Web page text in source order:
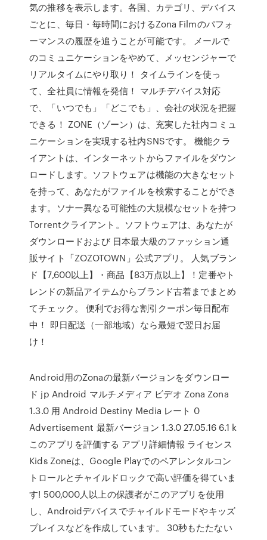
気の推移を表示します。各国、カテゴリ、デバイス
ごとに、毎日・毎時間におけるZona Filmのパフォ
ーマンスの履歴を追うことが可能です。 メールで
のコミュニケーションをやめて、メッセンジャーで
リアルタイムにやり取り！ タイムラインを使っ
て、全社員に情報を発信！ マルチデバイス対応
で、「いつでも」「どこでも」、会社の状況を把握
できる！ ZONE（ゾーン）は、充実した社内コミュ
ニケーションを実現する社内SNSです。 機能クラ
イアントは、インターネットからファイルをダウン
ロードします。ソフトウェアは機能の大きなセット
を持って、あなたがファイルを検索することができ
ます。ソナー異なる可能性の大規模なセットを持つ
Torrentクライアント。ソフトウェアは、あなたが
ダウンロードおよび 日本最大級のファッション通
販サイト「ZOZOTOWN」公式アプリ。 人気ブラン
ド【7,600以上】・商品【83万点以上】！定番やト
レンドの新品アイテムからブランド古着までまとめ
てチェック。 便利でお得な割引クーポン毎日配布
中！ 即日配送（一部地域）なら最短で翌日お届
け！
Android用のZonaの最新バージョンをダウンロー
ド jp Android マルチメディア ビデオ Zona Zona
1.3.0 用 Android Destiny Media レート 0
Advertisement 最新バージョン 1.3.0 27.05.16 6.1 k
このアプリを評価する アプリ詳細情報 ライセンス
Kids Zoneは、Google Playでのペアレンタルコン
トロールとチャイルドロックで高い評価を得ていま
す! 500,000人以上の保護者がこのアプリを使用
し、Androidデバイスでチャイルドモードやキッズ
プレイスなどを作成しています。 30秒もたたない